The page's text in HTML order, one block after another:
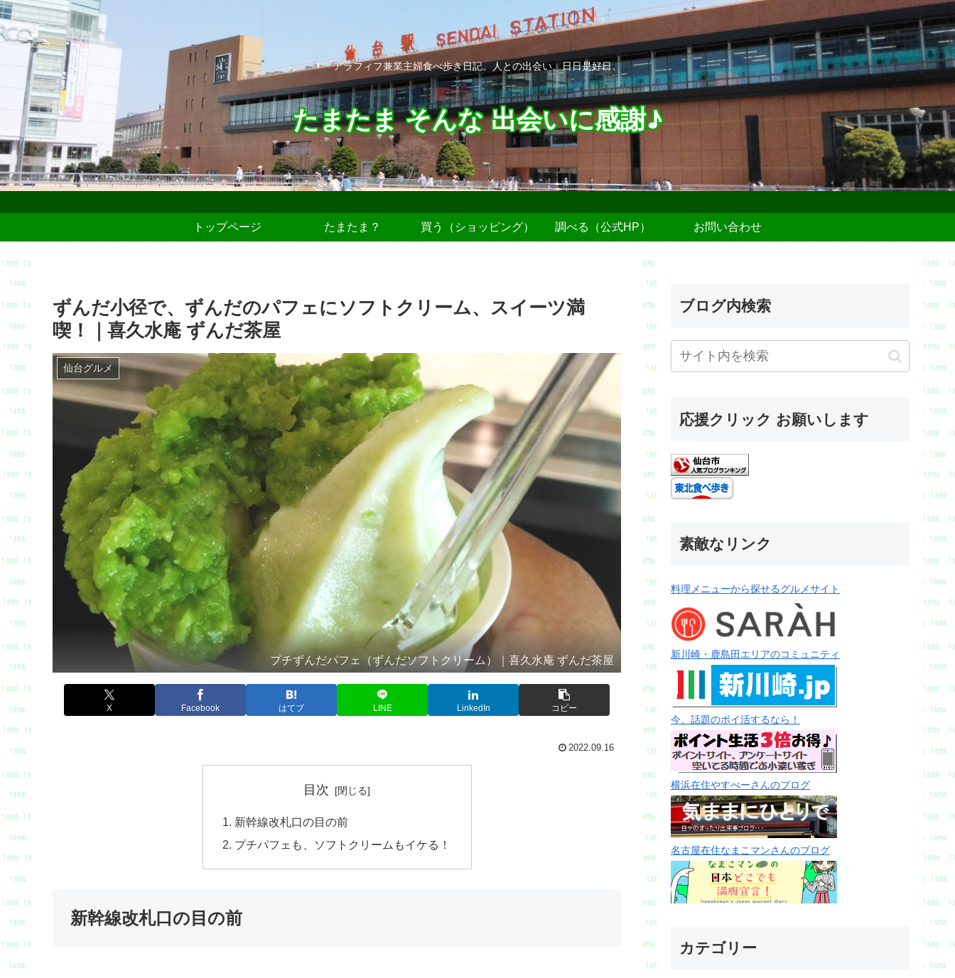
アラフィフ兼業主婦食べ歩き日記。人との出会い、日日是好日。
たまたま そんな 出会いに感謝♪
トップページ たまたま？ 買う（ショッピング） 調べる（公式HP） お問い合わせ
ずんだ小径で、ずんだのパフェにソフトクリーム、スイーツ満
喫！｜喜久水庵 ずんだ茶屋
仙台グルメ
プチずんだパフェ（ずんだソフトクリーム）｜喜久水庵 ずんだ茶屋
X Facebook はてブ LINE LinkedIn コピー
2022.09.16
目次
新幹線改札口の目の前
プチパフェも、ソフトクリームもイケる！
新幹線改札口の目の前
ブログ内検索
応援クリック お願いします
素敵なリンク
料理メニューから探せるグルメサイト
新川崎・鹿島田エリアのコミュニティ
今、話題のポイ活するなら！
横浜在住やすべーさんのブログ
名古屋在住なまこマンさんのブログ
カテゴリー